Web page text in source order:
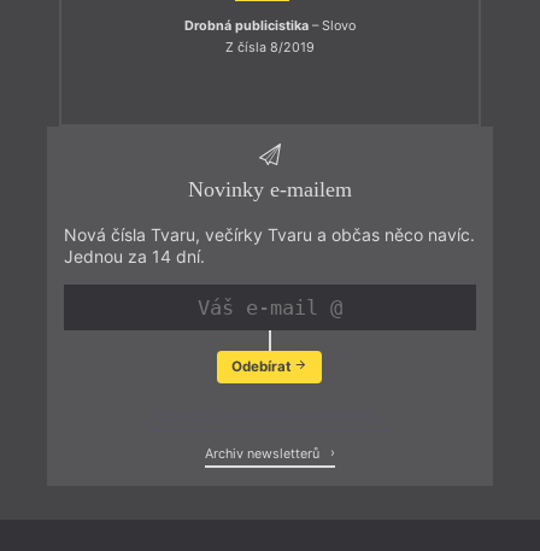
Drobná publicistika – Slovo
Z čísla 8/2019
Novinky e-mailem
Nová čísla Tvaru, večírky Tvaru a občas něco navíc.
Jednou za 14 dní.
Odebírat
Archiv newsletterů